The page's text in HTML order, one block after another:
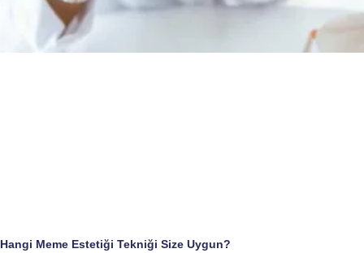
Hangi Meme Estetiği Tekniği Size Uygun?